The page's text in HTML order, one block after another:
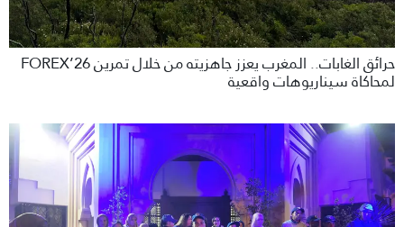
حرائق الغابات.. المغرب يعزز جاهزيته من خلال تمرين FOREX’26
لمحاكاة سيناريوهات واقعية